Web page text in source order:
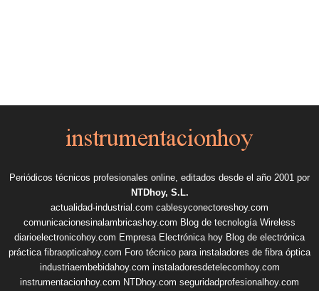
Periódicos técnicos profesionales online, editados desde el año 2001 por
NTDhoy, S.L.
actualidad-industrial.com cablesyconectoreshoy.com
comunicacionesinalambricashoy.com Blog de tecnología Wireless
diarioelectronicohoy.com Empresa Electrónica hoy Blog de electrónica
práctica fibraopticahoy.com Foro técnico para instaladores de fibra óptica
industriaembebidahoy.com instaladoresdetelecomhoy.com
instrumentacionhoy.com NTDhoy.com seguridadprofesionalhoy.com